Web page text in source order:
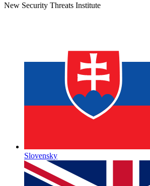
to
New Security Threats Institute
Slovensky